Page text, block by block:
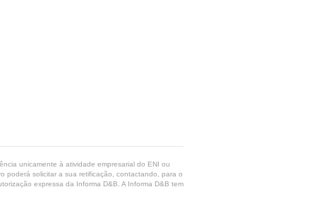
unicamente à atividade empresarial do ENI ou
poderá solicitar a sua retificação, contactando, para o
expressa da Informa D&B. A Informa D&B tem